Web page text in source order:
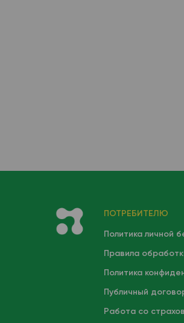
ПОТРЕБИТЕЛЮ
Политика личной
Правила
Политика
Публичный
Работа со